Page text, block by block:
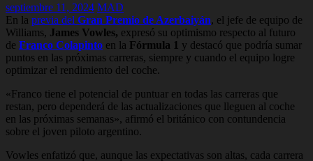
septiembre 11, 2024 MAD
En la previa del Gran Premio de Azerbaiyán, el jefe de equipo de
Williams, James Vowles, expresó su optimismo respecto al futuro
de Franco Colapinto en la Fórmula 1 y destacó que podría sumar
puntos en las próximas carreras, siempre y cuando el equipo logre
optimizar el rendimiento del coche.
«Franco tiene el potencial de puntuar en todas las carreras que
restan, pero dependerá de las actualizaciones que lleguen al coche
en las próximas semanas», afirmó el británico con contundencia
sobre el joven piloto argentino.
Vowles enfatizó que, aunque las expectativas son altas, cada carrera